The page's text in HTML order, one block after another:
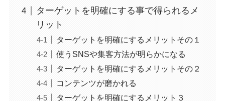
ターゲットを明確にする事で得られるメ
リット
ターゲットを明確にするメリットその１
使うSNSや集客方法が明らかになる
ターゲットを明確にするメリットその２
コンテンツが磨かれる
ターゲットを明確にするメリット３